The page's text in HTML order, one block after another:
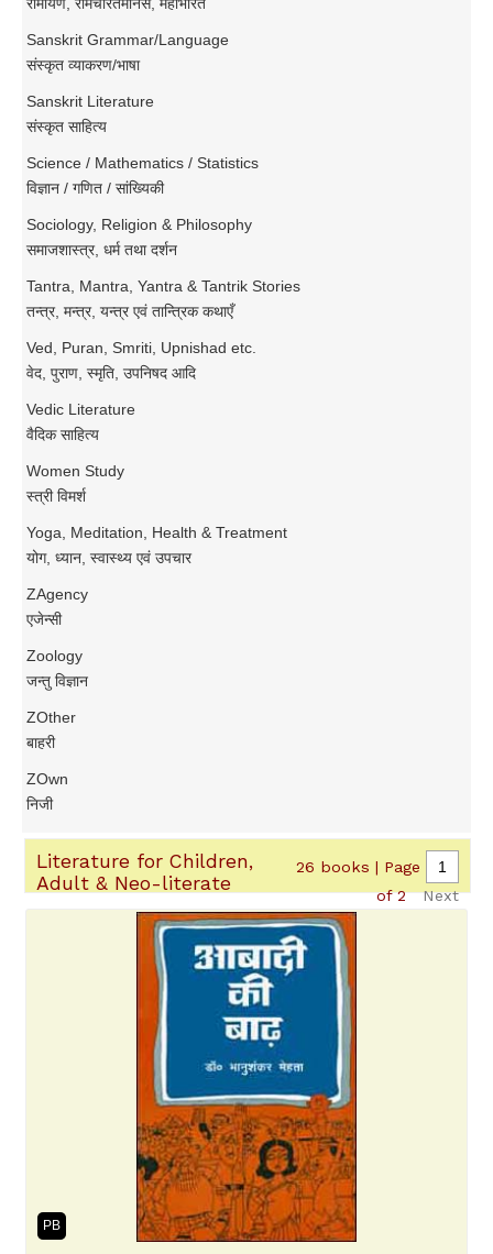
Sanskrit Grammar/Language
संस्कृत व्याकरण/भाषा
Sanskrit Literature
संस्कृत साहित्य
Science / Mathematics / Statistics
विज्ञान / गणित / सांख्यिकी
Sociology, Religion & Philosophy
समाजशास्त्र, धर्म तथा दर्शन
Tantra, Mantra, Yantra & Tantrik Stories
तन्त्र, मन्त्र, यन्त्र एवं तान्त्रिक कथाएँ
Ved, Puran, Smriti, Upnishad etc.
वेद, पुराण, स्मृति, उपनिषद आदि
Vedic Literature
वैदिक साहित्य
Women Study
स्त्री विमर्श
Yoga, Meditation, Health & Treatment
योग, ध्यान, स्वास्थ्य एवं उपचार
ZAgency
एजेन्सी
Zoology
जन्तु विज्ञान
ZOther
बाहरी
ZOwn
निजी
Literature for Children,
Adult & Neo-literate
26 books | Page
of 2Next
PB